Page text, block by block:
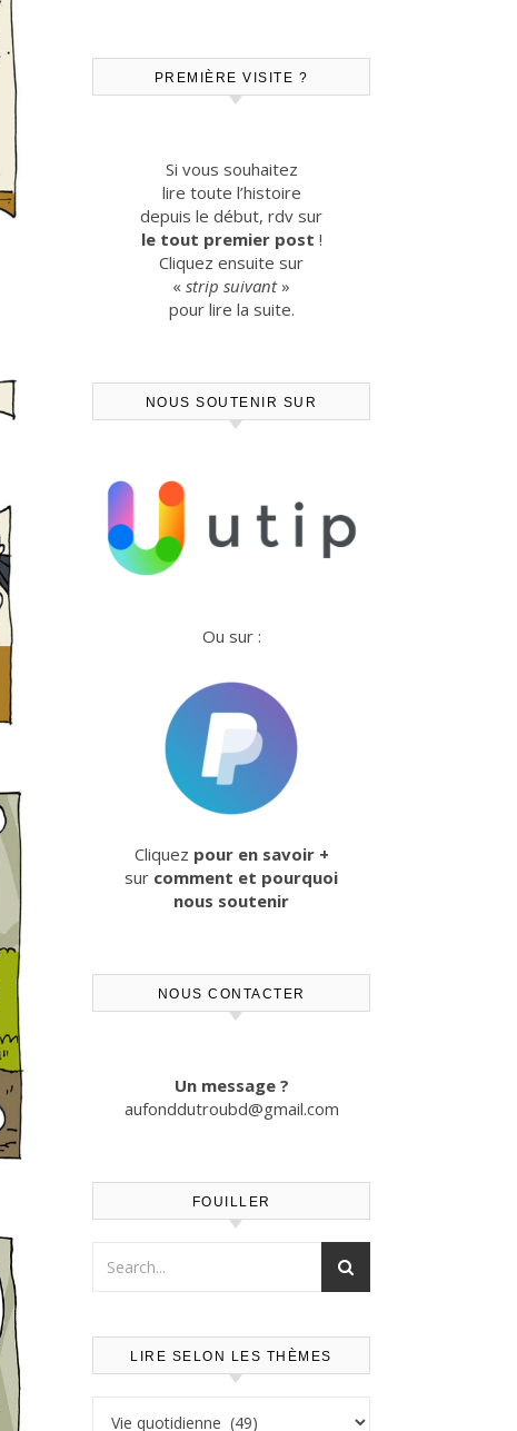
PREMIÈRE VISITE ?
Si vous souhaitez
lire toute l’histoire
depuis le début, rdv sur
le tout premier post !
Cliquez ensuite sur
« strip suivant»
pour lire la suite.
NOUS SOUTENIR SUR
Ou sur :
Cliquez pour en savoir +
sur comment et pourquoi
nous soutenir
NOUS CONTACTER
Un message ?
aufonddutroubd@gmail.com
FOUILLER
LIRE SELON LES THÈMES